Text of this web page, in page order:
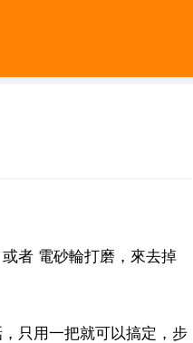
者 電砂輪打磨，來去掉
只用一把就可以搞定，步